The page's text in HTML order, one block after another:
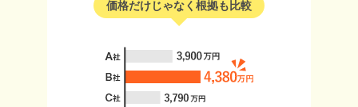
価格だけじゃなく根拠も比較